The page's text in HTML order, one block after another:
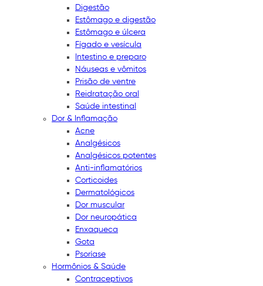
Digestão
Estômago e digestão
Estômago e úlcera
Fígado e vesícula
Intestino e preparo
Náuseas e vômitos
Prisão de ventre
Reidratação oral
Saúde intestinal
Dor & Inflamação
Acne
Analgésicos
Analgésicos potentes
Anti-inflamatórios
Corticoides
Dermatológicos
Dor muscular
Dor neuropática
Enxaqueca
Gota
Psoríase
Hormônios & Saúde
Contraceptivos